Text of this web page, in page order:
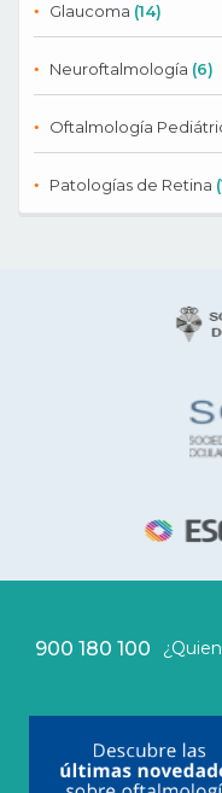
Glaucoma (14)
Neuroftalmología (6)
Oftalmología
Patologías de Retina
900 180 100